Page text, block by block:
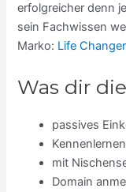
erfolgreicher denn
sein Fachwissen
Marko: Life
Was dir
passives
mit
Domain